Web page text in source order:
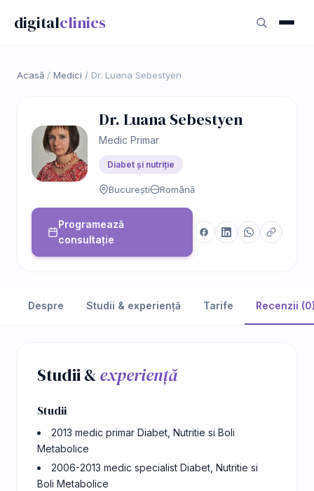
digitalclinics
Acasă / Medici / Dr. Luana Sebestyen
Dr. Luana Sebestyen
Medic Primar
Diabet și nutriție
București Română
Programează
consultație
Despre Studii & experiență Tarife Recenzii
Studii &experiență
Studii
2013 medic primar Diabet, Nutritie si Boli
Metabolice
2006-2013 medic specialist Diabet, Nutritie si
Boli Metabolice